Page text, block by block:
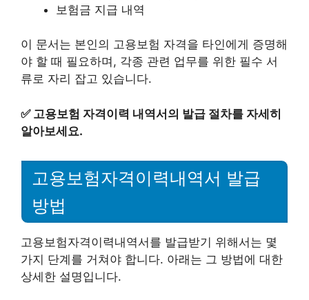
보험금 지급 내역
이 문서는 본인의 고용보험 자격을 타인에게 증명해
야 할 때 필요하며, 각종 관련 업무를 위한 필수 서
류로 자리 잡고 있습니다.
✅ 고용보험 자격이력 내역서의 발급 절차를 자세히
알아보세요.
고용보험자격이력내역서 발급
방법
고용보험자격이력내역서를 발급받기 위해서는 몇
가지 단계를 거쳐야 합니다. 아래는 그 방법에 대한
상세한 설명입니다.